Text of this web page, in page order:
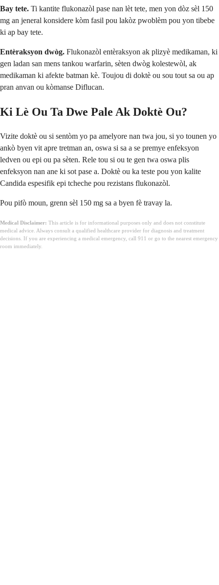
Bay tete. Ti kantite flukonazòl pase nan lèt tete, men yon dòz sèl 150
mg an jeneral konsidere kòm fasil pou lakòz pwoblèm pou yon tibebe
ki ap bay tete.
Entèraksyon dwòg. Flukonazòl entèraksyon ak plizyè medikaman, ki
gen ladan san mens tankou warfarin, sèten dwòg kolestewòl, ak
medikaman ki afekte batman kè. Toujou di doktè ou sou tout sa ou ap
pran anvan ou kòmanse Diflucan.
Ki Lè Ou Ta Dwe Pale Ak Doktè Ou?
Vizite doktè ou si sentòm yo pa amelyore nan twa jou, si yo tounen yo
ankò byen vit apre tretman an, oswa si sa a se premye enfeksyon
ledven ou epi ou pa sèten. Rele tou si ou te gen twa oswa plis
enfeksyon nan ane ki sot pase a. Doktè ou ka teste pou yon kalite
Candida espesifik epi tcheche pou rezistans flukonazòl.
Pou pifò moun, grenn sèl 150 mg sa a byen fè travay la.
Medical Disclaimer: This article is for informational purposes only and does not constitute
medical advice. Always consult a qualified healthcare provider for diagnosis and treatment
decisions. If you are experiencing a medical emergency, call 911 or go to the nearest emergency
room immediately.